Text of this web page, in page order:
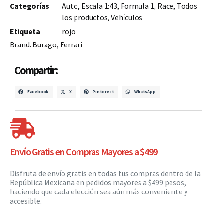
Categorías
Auto, Escala 1:43, Formula 1, Race, Todos
los productos, Vehículos
Etiqueta
rojo
Brand: Burago, Ferrari
Compartir:
Facebook X Pinterest WhatsApp
Envío Gratis en Compras Mayores a $499
Disfruta de envío gratis en todas tus compras dentro de la
República Mexicana en pedidos mayores a $499 pesos,
haciendo que cada elección sea aún más conveniente y
accesible.